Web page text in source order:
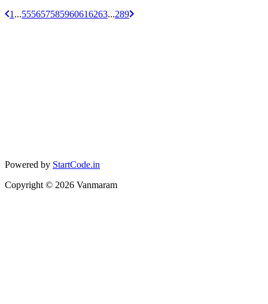
1 ...555657585960616263...289
Powered by StartCode.in
Copyright © 2026 Vanmaram